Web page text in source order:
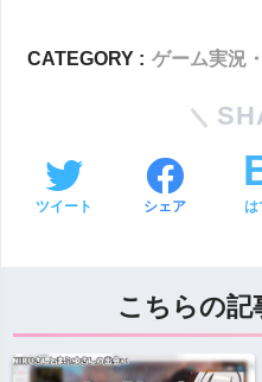
CATEGORY : ゲーム実況
ツイート シェア は
こちらの記